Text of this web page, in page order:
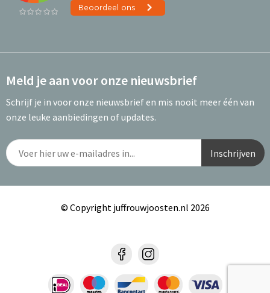
Meld je aan voor onze nieuwsbrief
Schrijf je in voor onze nieuwsbrief en mis nooit meer één van
onze leuke aanbiedingen of updates.
© Copyright juffrouwjoosten.nl 2026